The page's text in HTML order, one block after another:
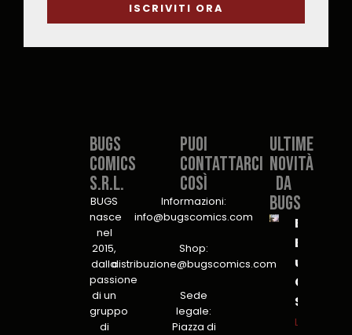
ISCRIVITI ORA
Bugs
Comics
S.r.l.​
BUGS
nasce
nel
2015,
dalla
passione
di un
gruppo
di
PUOI
CONTATTARCI
COSÌ​
Informazioni:
info@bugscomics.com
Shop:
distribuzione@bugscomics.com
Sede
legale:
Piazza di
Ultime
novità
da
Bugs
B.U.G.S.
Bureau
unit for
Global
Security
Leggi tutto